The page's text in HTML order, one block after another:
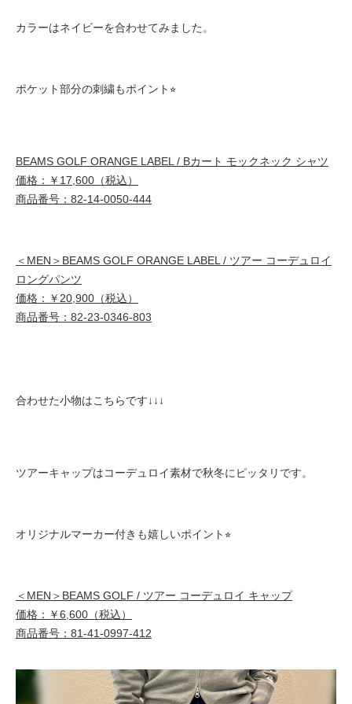
カラーはネイビーを合わせてみました。
ポケット部分の刺繍もポイント⭐︎
BEAMS GOLF ORANGE LABEL / Bカート モックネック シャツ
価格：￥17,600（税込）
商品番号：82-14-0050-444
＜MEN＞BEAMS GOLF ORANGE LABEL / ツアー コーデュロイ
ロングパンツ
価格：￥20,900（税込）
商品番号：82-23-0346-803
合わせた小物はこちらです↓↓↓
ツアーキャップはコーデュロイ素材で秋冬にピッタリです。
オリジナルマーカー付きも嬉しいポイント⭐︎
＜MEN＞BEAMS GOLF / ツアー コーデュロイ キャップ
価格：￥6,600（税込）
商品番号：81-41-0997-412